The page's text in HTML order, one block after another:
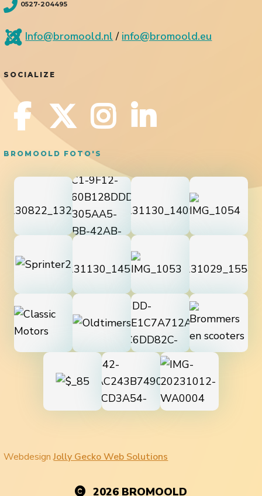
0527-204495
Info@bromoold.nl / info@bromoold.eu
SOCIALIZE
BROMOOLD FOTO'S
WebdesignJolly Gecko Web Solutions
2026 BROMOOLD